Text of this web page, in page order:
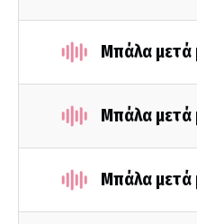
Μπάλα μετά
Μπάλα μετά
Μπάλα μετά